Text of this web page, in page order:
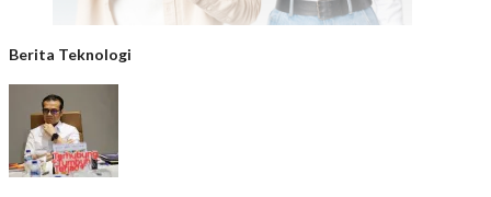
Berita Teknologi